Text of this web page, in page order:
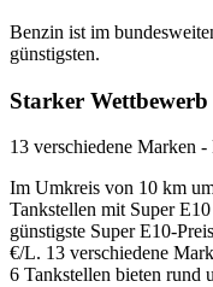
Benzin ist im
günstigsten.
Starker Wettbewerb
13 verschiedene Marken
Im Umkreis von 10 km
Tankstellen mit Super
günstigste Super E10-
€/L. 13 verschiedene
6 Tankstellen bieten rund